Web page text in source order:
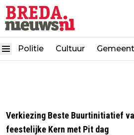
Politie Cultuur
Verkiezing Beste Buurtinitiatief
feestelijke Kern met Pit dag